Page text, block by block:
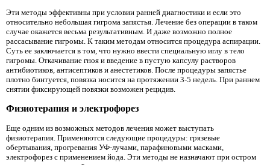
Эти методы эффективны при условии ранней диагностики и если это
относительно небольшая гигрома запястья. Лечение без операции в таком
случае окажется весьма результативным. И даже возможно полное
рассасывание гигромы. К таким методам относится процедура аспирации.
Суть ее заключается в том, что нужно ввести специальную иглу в тело
гигромы. Откачивание гноя и введение в пустую капсулу растворов
антибиотиков, антисептиков и анестетиков. После процедуры запястье
плотно бинтуется, повязка носится на протяжении 3-5 недель. При раннем
снятии фиксирующей повязки возможен рецидив.
Физиотерапия и электрофорез
Еще одним из возможных методов лечения может выступать
физиотерапия. Применяются следующие процедуры: грязевые
обертывания, прогревания УФ-лучами, парафиновыми масками,
электрофорез с применением йода. Эти методы не назначают при остром